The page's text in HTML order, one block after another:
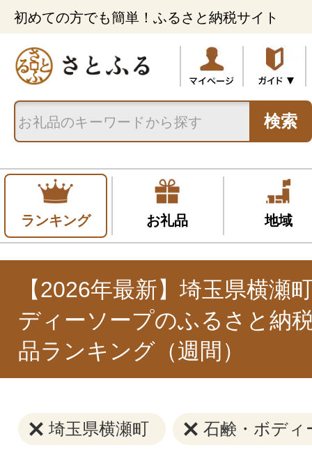
初めての方でも簡単！ふるさと納税サイト
検索
ランキング お礼品 地域
【2026年最新】埼玉県横瀬
ディーソープのふるさと納
品ランキング（週間）
埼玉県横瀬町 石鹸・ボディ